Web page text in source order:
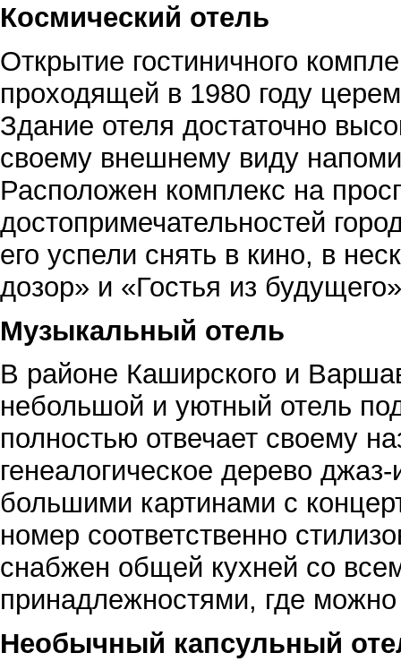
Космический отель
Открытие гостиничного
проходящей в 1980 году
Здание отеля достаточно
своему внешнему виду
Расположен комплекс на
достопримечательностей
его успели снять в кино, в
дозор» и «Гостья из
Музыкальный отель
В районе Каширского и
небольшой и уютный отель
полностью отвечает своему
генеалогическое дерево
большими картинами с
номер соответственно
снабжен общей кухней со
принадлежностями, где можно
Необычный капсульный